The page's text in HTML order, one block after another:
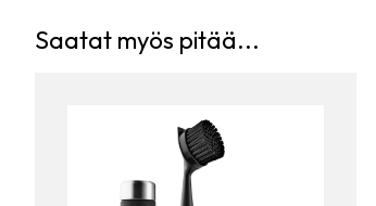
Saatat myös pitää...